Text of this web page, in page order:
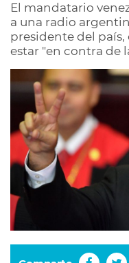
El mandatario
a una radio
presidente del país,
estar "en contra de